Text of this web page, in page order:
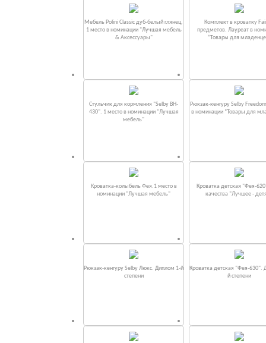
Мебель Polini Classic дуб-белый глянец.
1 место в номинации "Лучшая мебель
& Аксессуары"
Комплект в кроватку
предметов. Лауреат в
“Товары для
Стульчик для кормления "Selby BH-
430". 1 место в номинации "Лучшая
мебель"
Рюкзак-кенгуру Selby
в номинации “Товары для
Кроватка-колыбель Фея.1 место в
номинации "Лучшая мебель"
Кроватка детская "Фея-
качества "Лучшее -
Рюкзак-кенгуру Selby Люкс. Диплом 1-й
степени
Кроватка детская "Фея-630".
й степени